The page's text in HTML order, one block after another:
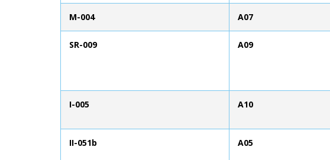
M-004 A07
SR-009 A09
I-005 A10
II-051b A05